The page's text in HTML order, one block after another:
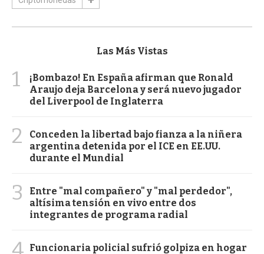
Las Más Vistas
1
¡Bombazo! En España afirman que Ronald
Araujo deja Barcelona y será nuevo jugador
del Liverpool de Inglaterra
2
Conceden la libertad bajo fianza a la niñera
argentina detenida por el ICE en EE.UU.
durante el Mundial
3
Entre "mal compañero" y "mal perdedor",
altísima tensión en vivo entre dos
integrantes de programa radial
Funcionaria policial sufrió golpiza en hogar